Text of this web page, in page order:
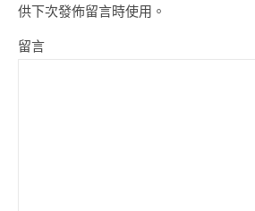
供下次發佈留言時使用。
留言